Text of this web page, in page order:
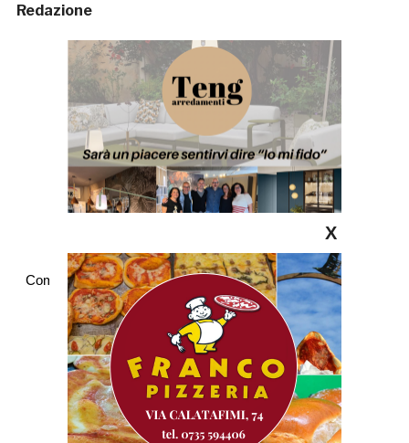
Redazione
Commenti
X